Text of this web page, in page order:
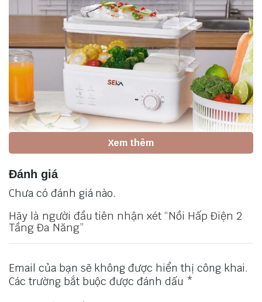
Thông số kỹ thuật
Tên sản phẩm:
Nồi Hấp Điện 2 Tầng Đa Năng
Thương hiệu:SEKA
Màu sắc: Trắng
Dung tích:10L
Chức năng:
Lợi ích và tính năng nổi bật
Xem thêm
Đánh giá
Chưa có đánh giá nào.
Hãy là người đầu tiên nhận xét “Nồi Hấp Điện 2
Tầng Đa Năng”
Email của bạn sẽ không được hiển thị công khai.
Các trường bắt buộc được đánh dấu *